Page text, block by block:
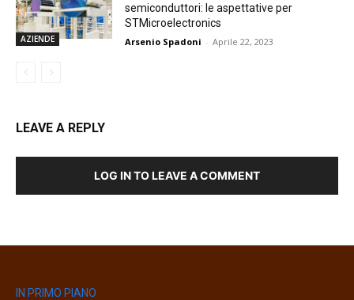
AZIENDE
semiconduttori: le aspettative per
STMicroelectronics
Arsenio Spadoni - Aprile 22, 2023
LEAVE A REPLY
LOG IN TO LEAVE A COMMENT
IN PRIMO PIANO